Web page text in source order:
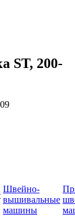
ST, 200-
Швейно-
вышивальные
машины